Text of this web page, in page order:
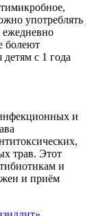
употреблять
ежедневно
болеют
с 1 года
и
трав. Этот
и
и приём